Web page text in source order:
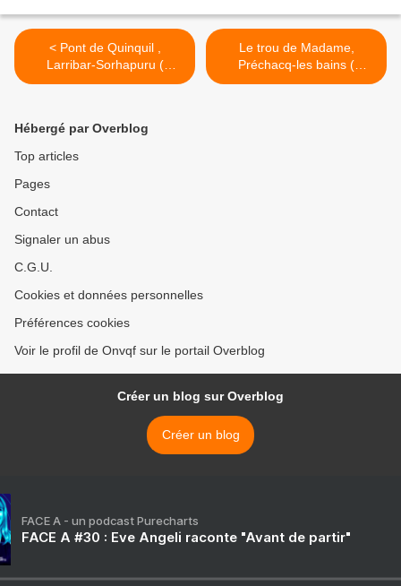
< Pont de Quinquil ,
Larribar-Sorhapuru (
Pyrénées-Atlantiques 64 ) A
Le trou de Madame,
Préchacq-les bains (
Landes 40 ) AA Balade >
Hébergé par Overblog
Top articles
Pages
Contact
Signaler un abus
C.G.U.
Cookies et données personnelles
Préférences cookies
Voir le profil de Onvqf sur le portail Overblog
Créer un blog sur Overblog
Créer un blog
FACE A - un podcast Purecharts
FACE A #30 : Eve Angeli raconte "Avant de partir"